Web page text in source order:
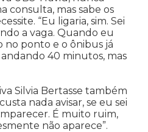
consulta, mas sabe os
“Eu ligaria, sim. Sei
a vaga. Quando eu
ponto e o ônibus já
40 minutos, mas
Silvia Bertasse também
nada avisar, se eu sei
É muito ruim,
não aparece”.